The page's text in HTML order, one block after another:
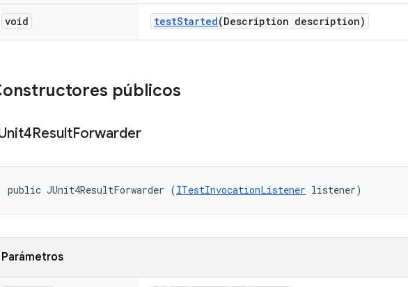
void testStarted(Description description)
públicos
Forwarder
public JUnit4ResultForwarder (ITestInvocationListener listener)
Parámetros